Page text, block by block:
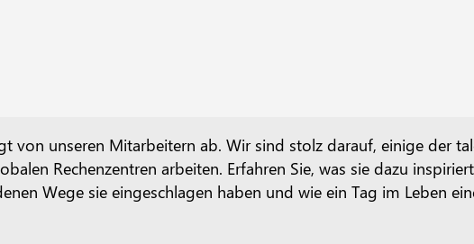
von unseren Mitarbeitern ab. Wir sind stolz darauf, einige der
Rechenzentren arbeiten. Erfahren Sie, was sie dazu
Wege sie eingeschlagen haben und wie ein Tag im Leben